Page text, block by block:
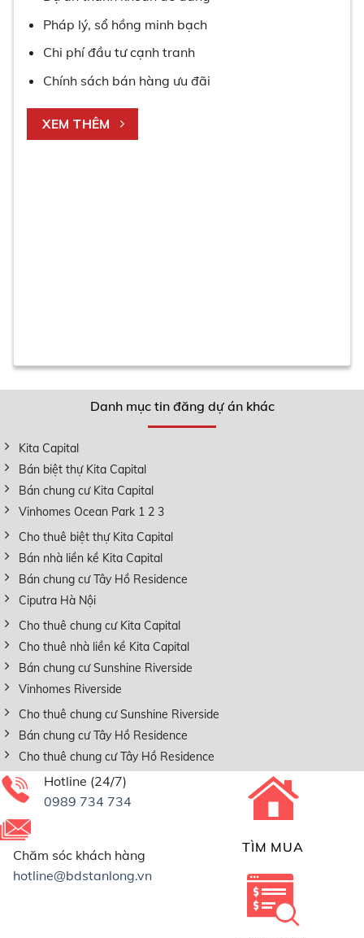
Pháp lý, sổ hồng minh bạch
Chi phí đầu tư cạnh tranh
Chính sách bán hàng ưu đãi
XEM THÊM
Danh mục tin đăng dự án khác
Kita Capital
Bán biệt thự Kita Capital
Bán chung cư Kita Capital
Vinhomes Ocean Park 1 2 3
Cho thuê biệt thự Kita Capital
Bán nhà liền kề Kita Capital
Bán chung cư Tây Hồ Residence
Ciputra Hà Nội
Cho thuê chung cư Kita Capital
Cho thuê nhà liền kề Kita Capital
Bán chung cư Sunshine Riverside
Vinhomes Riverside
Cho thuê chung cư Sunshine Riverside
Bán chung cư Tây Hồ Residence
Cho thuê chung cư Tây Hồ Residence
Hotline (24/7)
0989 734 734
Chăm sóc khách hàng
hotline@bdstanlong.vn
TÌM MUA